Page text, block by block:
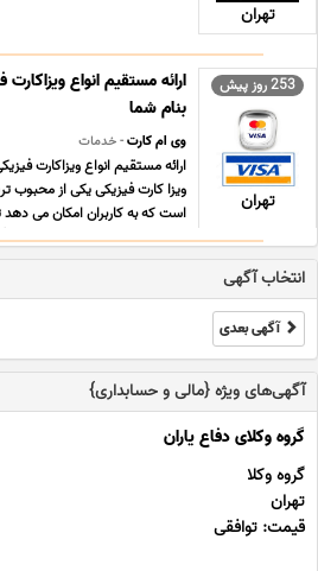
تهران
253 روز پیش
تهران
ارائه مستقیم انواع
بنام شما
وی ام کارت- خدمات
ارائه مستقیم انواع ویزاکارت
ویزا کارت فیزیکی یکی از محبوب
است که به کاربران امکان می
پرداخت کنند. این کارت ها معمولاً
چیپ و کد امنیتی ارائه ... ...
انتخاب آگهی
آگهی بعدی
آگهی‌های ویژه {مالی و حسابداری}
گروه وکلای دفاع یاران
گروه وکلا
تهران
قیمت: توافقی